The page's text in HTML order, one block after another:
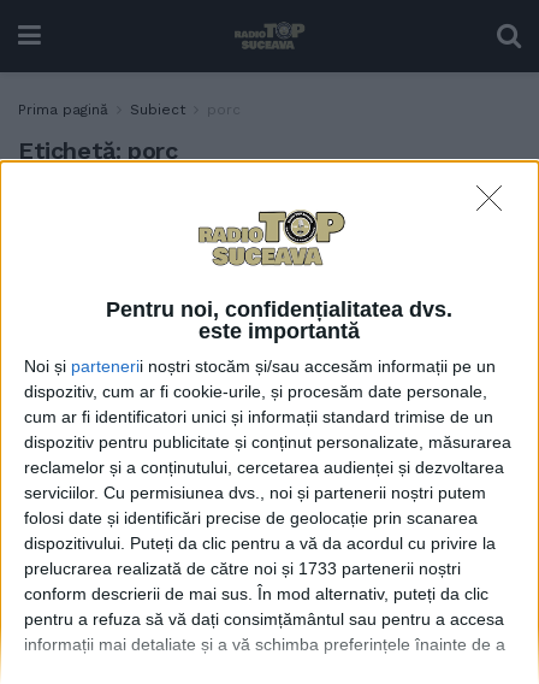
Pentru noi, confidențialitatea dvs.
este importantă
Noi și partenerii noștri stocăm și/sau accesăm informații pe un
dispozitiv, cum ar fi cookie-urile, și procesăm date personale,
cum ar fi identificatori unici și informații standard trimise de un
dispozitiv pentru publicitate și conținut personalizate, măsurarea
reclamelor și a conținutului, cercetarea audienței și dezvoltarea
serviciilor. Cu permisiunea dvs., noi și partenerii noștri putem
folosi date și identificări precise de geolocație prin scanarea
dispozitivului. Puteți da clic pentru a vă da acordul cu privire la
prelucrarea realizată de către noi și 1733 partenerii noștri
conform descrierii de mai sus. În mod alternativ, puteți da clic
pentru a refuza să vă dați consimțământul sau pentru a accesa
informații mai detaliate și a vă schimba preferințele înainte de a
Prima pagină Subiect porc
Etichetă: porc
Directorul DSVSA Suceava:
Sacrificarea porcului
tradițional este permisă,
Comisia Europeană, face
parte din tradiția poporului
român, însă produsele care
se obțin în urma sacrificării
tradiționale sînt destinate
strict consumului familial
24 NOIEMBRIE, 2025